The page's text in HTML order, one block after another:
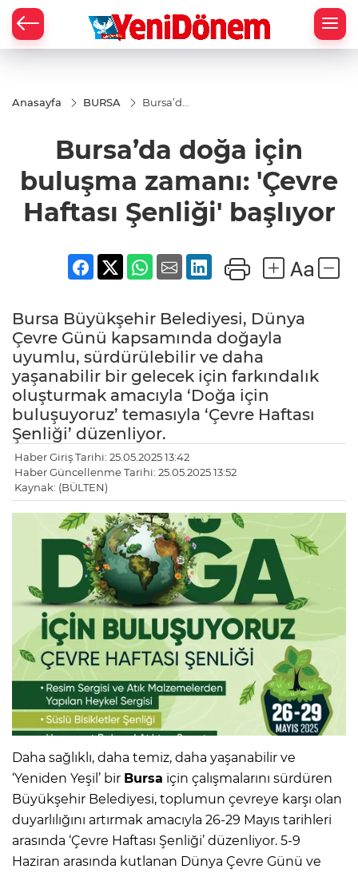
Anasayfa BURSA
Bursa’da
buluşma
zamanı:
Haftası
Şenliği'
başlıyor
Bursa’da doğa için
buluşma zamanı: 'Çevre
Haftası Şenliği' başlıyor
Bursa Büyükşehir Belediyesi, Dünya
Çevre Günü kapsamında doğayla
uyumlu, sürdürülebilir ve daha
yaşanabilir bir gelecek için farkındalık
oluşturmak amacıyla ‘Doğa için
buluşuyoruz’ temasıyla ‘Çevre Haftası
Şenliği’ düzenliyor.
Haber Giriş Tarihi: 25.05.2025 13:42
Haber Güncellenme Tarihi: 25.05.2025 13:52
Kaynak: (BÜLTEN)
Daha sağlıklı, daha temiz, daha yaşanabilir ve
‘Yeniden Yeşil’ bir Bursa için çalışmalarını sürdüren
Büyükşehir Belediyesi, toplumun çevreye karşı olan
duyarlılığını artırmak amacıyla 26-29 Mayıs tarihleri
arasında ‘Çevre Haftası Şenliği’ düzenliyor. 5-9
Haziran arasında kutlanan Dünya Çevre Günü ve